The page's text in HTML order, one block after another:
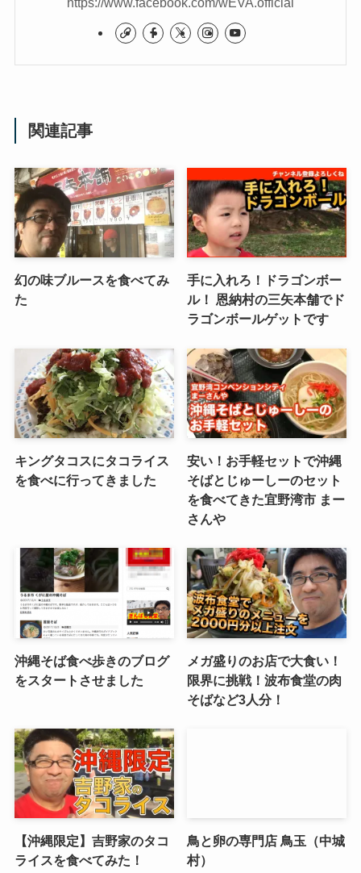
関連記事
幻の味ブルースを食べてみ
た
手に入れろ！ドラゴンボー
ル！ 恩納村の三矢本舗でド
ラゴンボールゲットです
キングタコスにタコライス
を食べに行ってきました
安い！お手軽セットで沖縄
そばとじゅーしーのセット
を食べてきた宜野湾市 まー
さんや
沖縄そば食べ歩きのブログ
をスタートさせました
メガ盛りのお店で大食い！
限界に挑戦！波布食堂の肉
そばなど3人分！
【沖縄限定】吉野家のタコ
ライスを食べてみた！
鳥と卵の専門店 鳥玉（中城
村）